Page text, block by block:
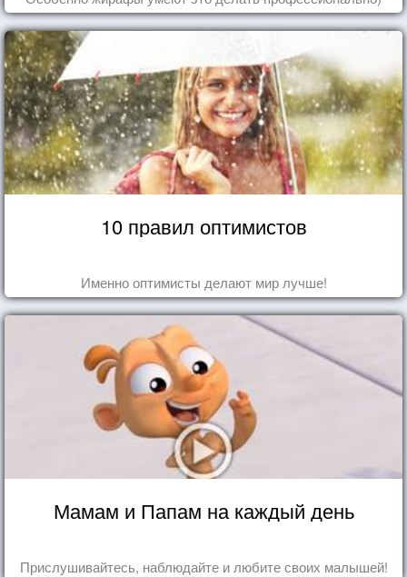
10 правил оптимистов
Именно оптимисты делают мир лучше!
Мамам и Папам на каждый день
Прислушивайтесь, наблюдайте и любите своих малышей!